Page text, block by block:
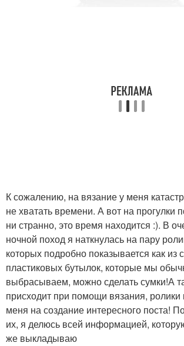
К сожалению, на вязание у меня
не хватать времени. А вот на прогулки
ни странно, это время находится :). В
ночной поход я наткнулась на пару
которых подробно показывается как
пластиковых бутылок, которые мы
выбрасываем, можно сделать сумки!А
присходит при помощи вязания, ролики
меня на создание интересного поста!
их, я делюсь всей информацией,
же выкладываю